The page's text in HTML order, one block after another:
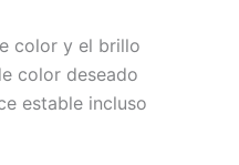
color y el brillo
color deseado
estable incluso